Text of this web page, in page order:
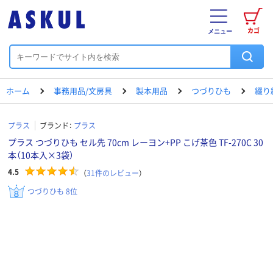
カゴ
メニュー
ホーム 事務用品/文房具 製本用品 つづりひも 綴り
プラス ブランド： プラス
プラス つづりひも セル先 70cm レーヨン+PP こげ茶色 TF-270C 30
本（10本入×3袋）
4.5 （31件のレビュー）
つづりひも 8位